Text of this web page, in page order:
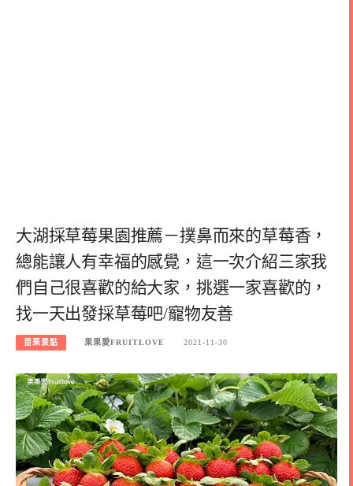
大湖採草莓果園推薦－撲鼻而來的草莓香，
總能讓人有幸福的感覺，這一次介紹三家我
們自己很喜歡的給大家，挑選一家喜歡的，
找一天出發採草莓吧/寵物友善
苗栗景點 果果愛FRUITLOVE 2021-11-30